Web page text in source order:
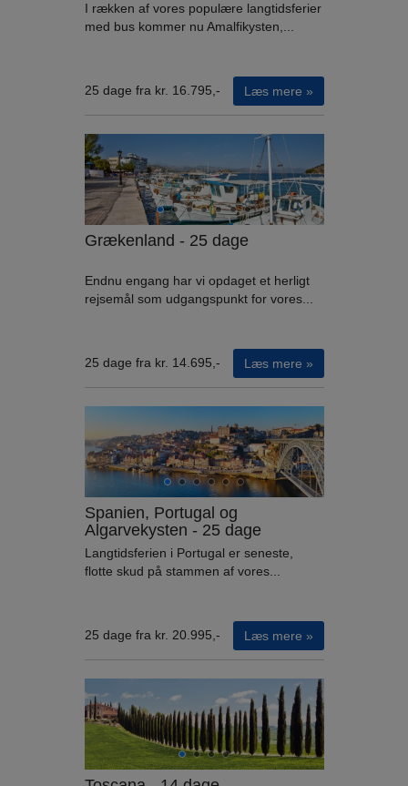
I rækken af vores populære langtidsferier
med bus kommer nu Amalfikysten,...
25 dage fra kr. 16.795,- Læs mere »
Grækenland - 25 dage
Endnu engang har vi opdaget et herligt
rejsemål som udgangspunkt for vores...
25 dage fra kr. 14.695,- Læs mere »
Spanien, Portugal og
Algarvekysten - 25 dage
Langtidsferien i Portugal er seneste,
flotte skud på stammen af vores...
25 dage fra kr. 20.995,- Læs mere »